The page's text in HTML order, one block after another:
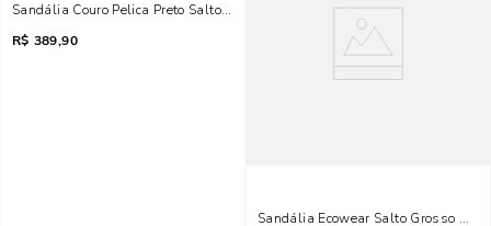
Sandália Couro Pelica Preto Salto Alto Bloco
R$ 389,90
Sandália Ecowear Salto Grosso